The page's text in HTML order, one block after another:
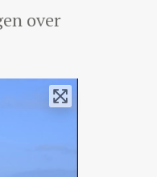
over